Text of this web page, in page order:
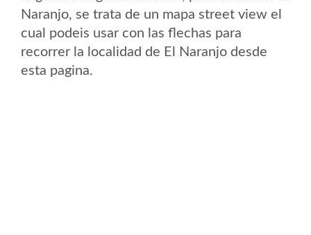
Naranjo, se trata de un mapa street view el
cual podeis usar con las flechas para
recorrer la localidad de El Naranjo desde
esta pagina.